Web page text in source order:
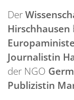
Der
Hirschhausen
Journalistin
der NGO
Publizistin